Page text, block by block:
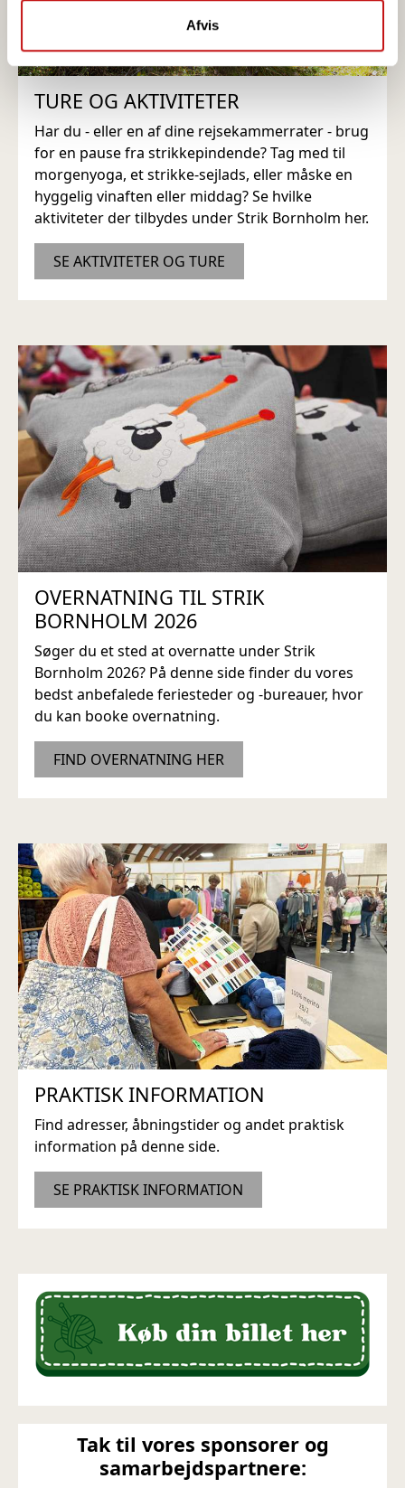
Afvis
TURE OG AKTIVITETER
Har du - eller en af dine rejsekammerrater - brug
for en pause fra strikkepindende? Tag med til
morgenyoga, et strikke-sejlads, eller måske en
hyggelig vinaften eller middag? Se hvilke
aktiviteter der tilbydes under Strik Bornholm her.
SE AKTIVITETER OG TURE
OVERNATNING TIL STRIK
BORNHOLM 2026
Søger du et sted at overnatte under Strik
Bornholm 2026? På denne side finder du vores
bedst anbefalede feriesteder og -bureauer, hvor
du kan booke overnatning.
FIND OVERNATNING HER
PRAKTISK INFORMATION
Find adresser, åbningstider og andet praktisk
information på denne side.
SE PRAKTISK INFORMATION
Tak til vores sponsorer og
samarbejdspartnere: